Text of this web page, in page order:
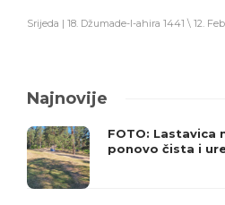
Srijeda | 18. Džumade-l-ahira 1441 \ 12.
Najnovije
FOTO: Lastavica
ponovo čista i